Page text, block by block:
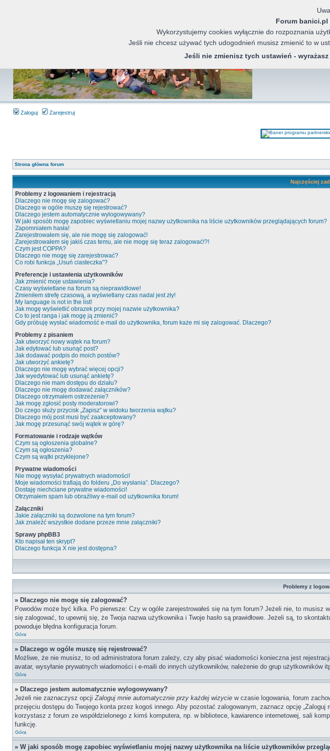
Zaloguj Zarejestruj
Strona główna forum
Najczęściej
Problemy z logowaniem i rejestracją
Dlaczego nie mogę się zalogować?
Dlaczego w ogóle muszę się rejestrować?
Dlaczego jestem automatycznie wylogowywany?
W jaki sposób mogę zapobiec wyświetlaniu mojej nazwy użytkownika na liście użytkowników przeglądających forum?
Zapomniałem hasła!
Zarejestrowałem się, ale nie mogę się zalogować!
Zarejestrowałem się jakiś czas temu, ale nie mogę się teraz zalogować!?!
Czym jest COPPA?
Dlaczego nie mogę się zarejestrować?
Co robi funkcja „Usuń ciasteczka”?
Preferencje i ustawienia użytkowników
Jak zmienić moje ustawienia?
Czasy wyświetlane na forum są nieprawidłowe!
Zmieniłem strefę czasową, a wyświetlany czas nadal jest zły!
My language is not in the list!
Jak mogę wyświetlić obrazek przy mojej nazwie użytkownika?
Co to jest ranga i jak mogę ją zmienić?
Gdy próbuję wysłać wiadomość e-mail do użytkownika, forum każe mi się zalogować. Dlaczego?
Problemy z pisaniem
Jak utworzyć nowy wątek na forum?
Jak edytować lub usunąć post?
Jak dodawać podpis do moich postów?
Jak utworzyć ankietę?
Dlaczego nie mogę wybrać więcej opcji?
Jak wyedytować lub usunąć ankietę?
Dlaczego nie mam dostępu do działu?
Dlaczego nie mogę dodawać załączników?
Dlaczego otrzymałem ostrzeżenie?
Jak mogę zgłosić posty moderatorowi?
Do czego służy przycisk „Zapisz” w widoku tworzenia wątku?
Dlaczego mój post musi być zaakceptowany?
Jak mogę przesunąć swój wątek w górę?
Formatowanie i rodzaje wątków
Czym są ogłoszenia globalne?
Czym są ogłoszenia?
Czym są wątki przyklejone?
Prywatne wiadomości
Nie mogę wysyłać prywatnych wiadomości!
Moje wiadomości trafiają do folderu „Do wysłania”. Dlaczego?
Dostaję niechciane prywatne wiadomości!
Otrzymałem spam lub obraźliwy e-mail od użytkownika forum!
Załączniki
Jakie załączniki są dozwolone na tym forum?
Jak znaleźć wszystkie dodane przeze mnie załączniki?
Sprawy phpBB3
Kto napisał ten skrypt?
Dlaczego funkcja X nie jest dostępna?
Problemy z
» Dlaczego nie mogę się zalogować?
Powodów może być kilka. Po pierwsze: Czy w ogóle zarejestrowałeś się na tym forum? Jeżeli nie, to
się zalogować, to upewnij się, że Twoja nazwa użytkownika i Twoje hasło są prawidłowe. Jeżeli są, to
powoduje błędna konfiguracja forum.
Góra
» Dlaczego w ogóle muszę się rejestrować?
Możliwe, że nie musisz, to od administratora forum zależy, czy aby pisać wiadomości konieczna jest
avatar, wysyłanie prywatnych wiadomości i e-maili do innych użytkowników, należenie do grup użytkowników
Góra
» Dlaczego jestem automatycznie wylogowywany?
Jeżeli nie zaznaczysz opcjiZaloguj mnie automatycznie przy każdej wizycie w czasie logowania, forum
przejęciu dostępu do Twojego konta przez kogoś innego. Aby pozostać zalogowanym, zaznacz opcję
korzystasz z forum ze współdzielonego z kimś komputera, np. w bibliotece, kawiarence internetowej, sali
funkcję.
Góra
» W jaki sposób mogę zapobiec wyświetlaniu mojej nazwy użytkownika na liście użytkowników
Forum
Wykorzystujemy cookies wyłącznie do rozpoznania
Jeśli nie chcesz używać tych udogodnień musisz zmienić to w
Jeśli nie zmienisz tych ustawień -